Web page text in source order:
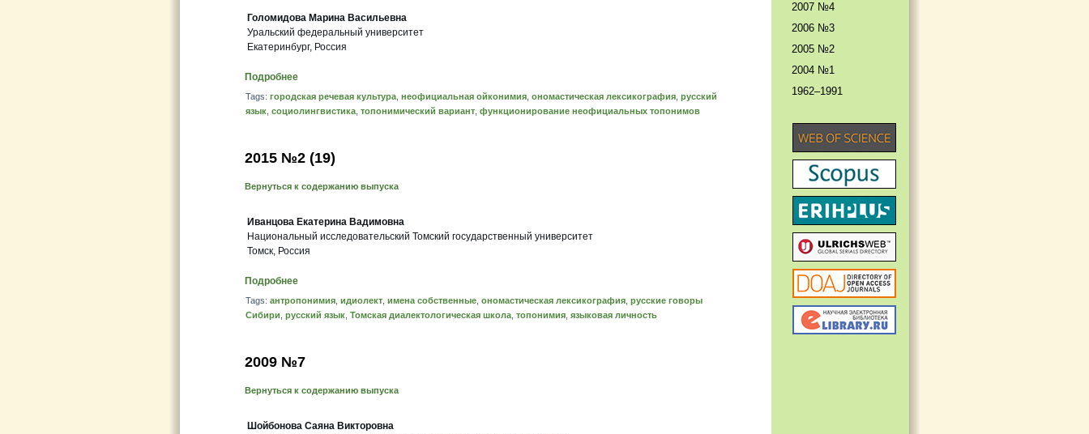
Голомидова Марина Васильевна
Уральский федеральный университет
Екатеринбург, Россия
Подробнее
Tags: городская речевая культура неофициальная ойконимия ономастическая лексикография русский
язык социолингвистика топонимический вариант функционирование неофициальных топонимов
2015 №2 (19)
Вернуться к содержанию выпуска
Иванцова Екатерина Вадимовна
Национальный исследовательский Томский государственный университет
Томск, Россия
Подробнее
Tags: антропонимия идиолект имена собственные ономастическая лексикография русские говоры
Сибири русский язык Томская диалектологическая школа топонимия языковая личность
2009 №7
Вернуться к содержанию выпуска
Шойбонова Саяна Викторовна
2007 №4
2006 №3
2005 №2
2004 №1
1962–1991